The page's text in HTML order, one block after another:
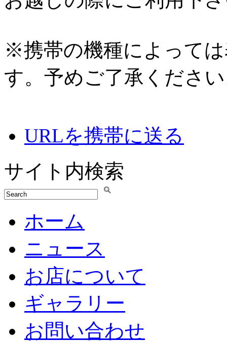
※携帯の機種によって
す。予めご了承くださ
URLを携帯に送る
サイト内検索
ホーム
ニュース
お店について
ギャラリー
お問い合わせ